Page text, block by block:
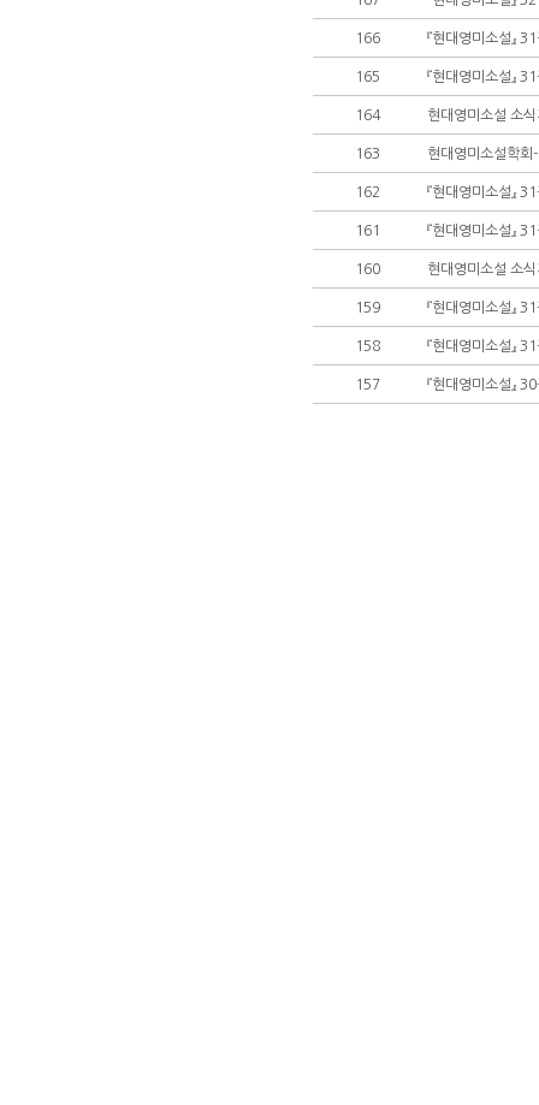
166 『현대영미소설』
165 『현대영미소설』
164 현대영미소설 소
163 현대영미소설학
162 『현대영미소설』
161 『현대영미소설』
160 현대영미소설 소
159 『현대영미소설』
158 『현대영미소설』
157 『현대영미소설』